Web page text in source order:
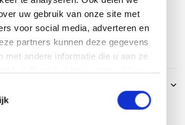
uw gebruik van onze site met
voor social media, adverteren en
partners kunnen deze gegevens
met andere informatie die u aan ze
€359,00 €179,00
€159,00
Based on 0 reviews